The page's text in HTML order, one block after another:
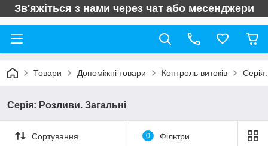
Зв'яжіться з нами через чат або месенджери
Товари Допоміжні товари Контроль витоків
Серія: Розливи. Загальні
Сортування 0 Фільтри